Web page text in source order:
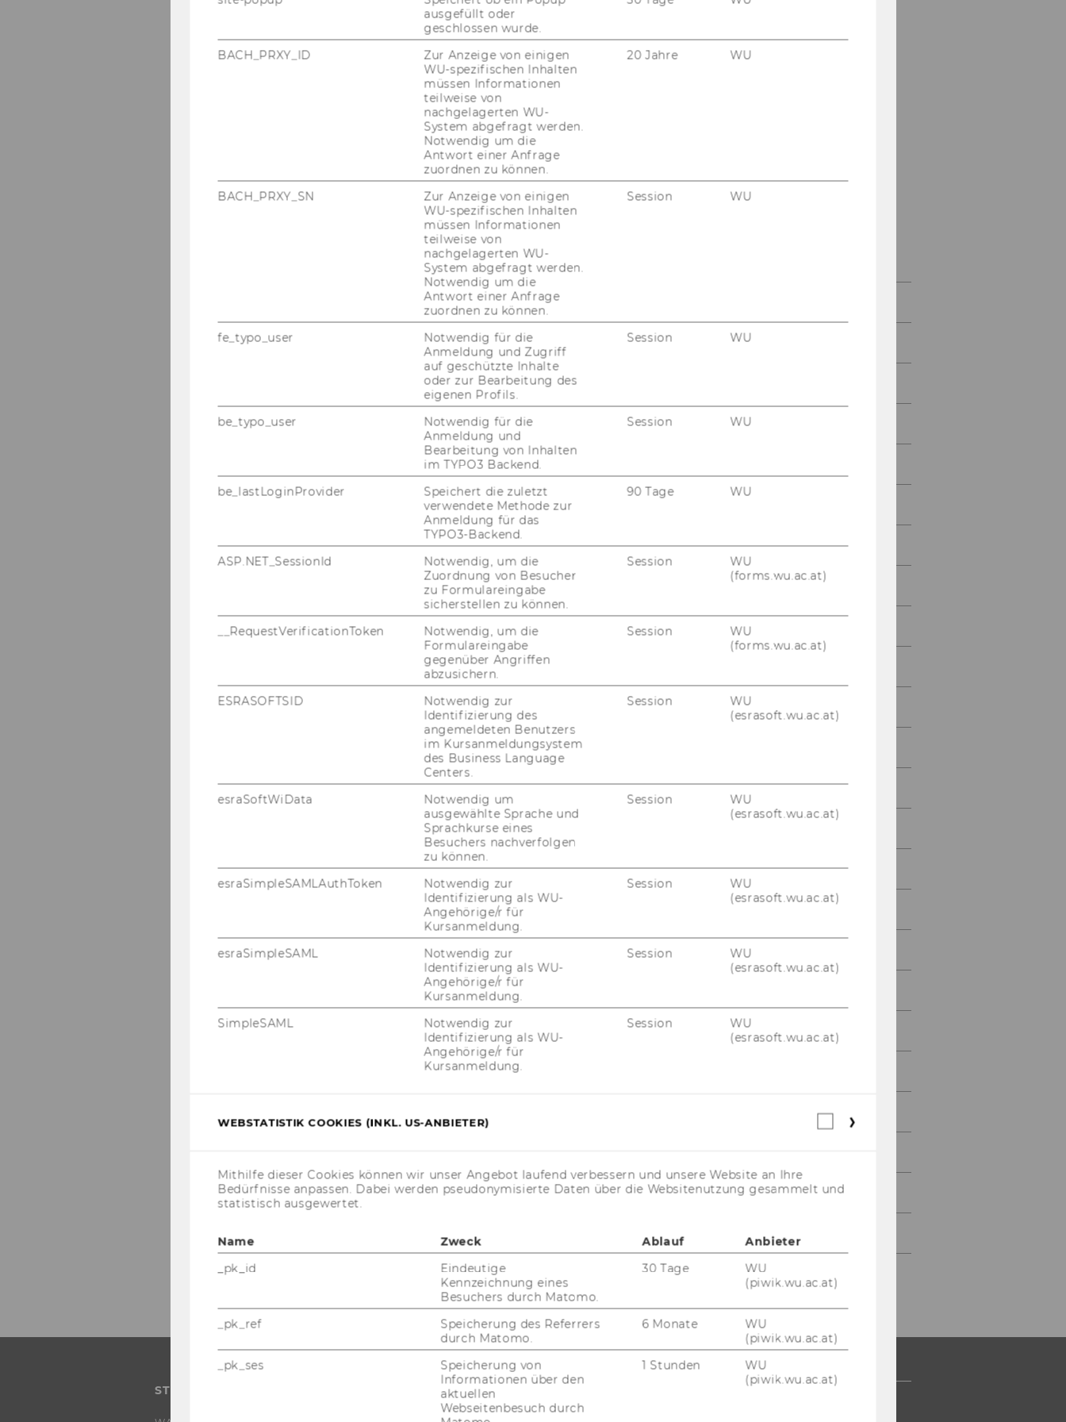
Juni 2025
März 2025
Juli 2025
Studienjahr 2022/2023
Studienjahr 2020/2021
Studienjahr 2017/2018
Studienjahr 2016/2017
Studienjahr 2015/2016
Studienjahr 2013/2014
Studienjahr 2011/2012
Studienjahr 2009/2010
Studienjahr 2008/2009
Studienjahr 2007/2008
Studienjahr 2005/2006
Studienjahr 2003/2004
Studienjahr 2001/2002
Studienjahr 2000/2001
STUDIUM FORSCHUNG
ausgefüllt oder
geschlossen wurde.
BACH_PRXY_ID
Zur Anzeige von einigen
WU-spezifischen Inhalten
müssen Informationen
teilweise von
nachgelagerten WU-
System abgefragt werden.
Notwendig um die
Antwort einer Anfrage
zuordnen zu können.
20 Jahre WU
BACH_PRXY_SN
Zur Anzeige von einigen
WU-spezifischen Inhalten
müssen Informationen
teilweise von
nachgelagerten WU-
System abgefragt werden.
Notwendig um die
Antwort einer Anfrage
zuordnen zu können.
Session WU
fe_typo_user
Notwendig für die
Anmeldung und Zugriff
auf geschützte Inhalte
oder zur Bearbeitung des
eigenen Profils.
Session WU
be_typo_user
Notwendig für die
Anmeldung und
Bearbeitung von Inhalten
im TYPO3 Backend.
Session WU
be_lastLoginProvider
Speichert die zuletzt
verwendete Methode zur
Anmeldung für das
TYPO3-Backend.
90 Tage WU
ASP.NET_SessionId
Notwendig, um die
Zuordnung von Besucher
zu Formulareingabe
sicherstellen zu können.
Session
WU
(forms.wu.ac.at)
__RequestVerificationToken
Notwendig, um die
Formulareingabe
gegenüber Angriffen
abzusichern.
Session
WU
(forms.wu.ac.at)
ESRASOFTSID
Notwendig zur
Identifizierung des
angemeldeten Benutzers
im Kursanmeldungsystem
des Business Language
Centers.
Session
WU
(esrasoft.wu.ac.at)
esraSoftWiData
Notwendig um
ausgewählte Sprache und
Sprachkurse eines
Besuchers nachverfolgen
zu können.
Session
WU
(esrasoft.wu.ac.at)
esraSimpleSAMLAuthToken
Notwendig zur
Identifizierung als WU-
Angehörige/r für
Kursanmeldung.
Session
WU
(esrasoft.wu.ac.at)
esraSimpleSAML
Notwendig zur
Identifizierung als WU-
Angehörige/r für
Kursanmeldung.
Session
WU
(esrasoft.wu.ac.at)
SimpleSAML
Notwendig zur
Identifizierung als WU-
Angehörige/r für
Kursanmeldung.
Session
WU
(esrasoft.wu.ac.at)
WEBSTATISTIK COOKIES (INKL. US-ANBIETER)
Webstatistik
Anbieter)
Mithilfe dieser Cookies können wir unser Angebot laufend verbessern und unsere Website an Ihre
Bedürfnisse anpassen. Dabei werden pseudonymisierte Daten über die Websitenutzung gesammelt und
statistisch ausgewertet.
Name Zweck Ablauf
Anbieter
_pk_id
Eindeutige
Kennzeichnung eines
Besuchers durch Matomo.
30 Tage
WU
(piwik.wu.ac.at)
_pk_ref
Speicherung des Referrers
durch Matomo.
6 Monate
WU
(piwik.wu.ac.at)
_pk_ses
Speicherung von
Informationen über den
aktuellen
Webseitenbesuch durch
1 Stunden
WU
(piwik.wu.ac.at)